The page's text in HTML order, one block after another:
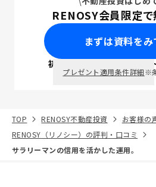
RENOSY会員限定で
まずは資料をみ
初回面談で ポイン
プレゼント適用条件詳細※
TOP RENOSY不動産投資
お客様の
RENOSY（リノシー）の評判・口コミ
サラリーマンの信用を活かした運用。